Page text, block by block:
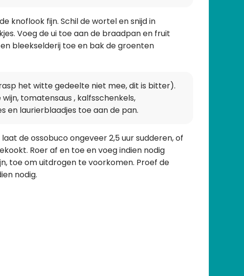
knoflook fijn. Schil de wortel en snijd in
Voeg de ui toe aan de braadpan en fruit
bleekselderij toe en bak de groenten
het witte gedeelte niet mee, dit is bitter).
tomatensaus , kalfsschenkels,
en laurierblaadjes toe aan de pan.
de ossobuco ongeveer 2,5 uur sudderen, of
Roer af en toe en voeg indien nodig
toe om uitdrogen te voorkomen. Proef de
nodig.